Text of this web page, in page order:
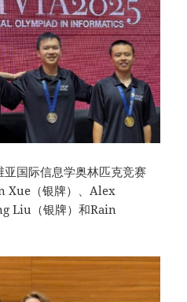
国际信息学奥林匹克竞赛
Xue（银牌）、Alex
Liu（银牌）和Rain